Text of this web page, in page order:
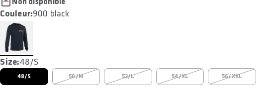
Couleur:900 black
Size:48/S
48/S 50/M 52/L 54/XL 56/XXL